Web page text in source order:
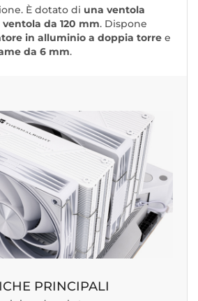
È dotato di una ventola
da 120 mm. Dispone
in alluminio a doppia torre e
da 6 mm.
PRINCIPALI